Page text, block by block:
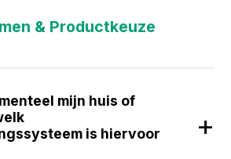
& Productkeuze
mijn huis of
is hiervoor